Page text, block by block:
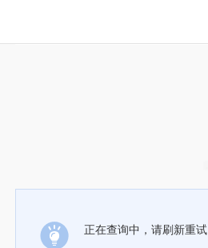
正在查询中，请刷新重试